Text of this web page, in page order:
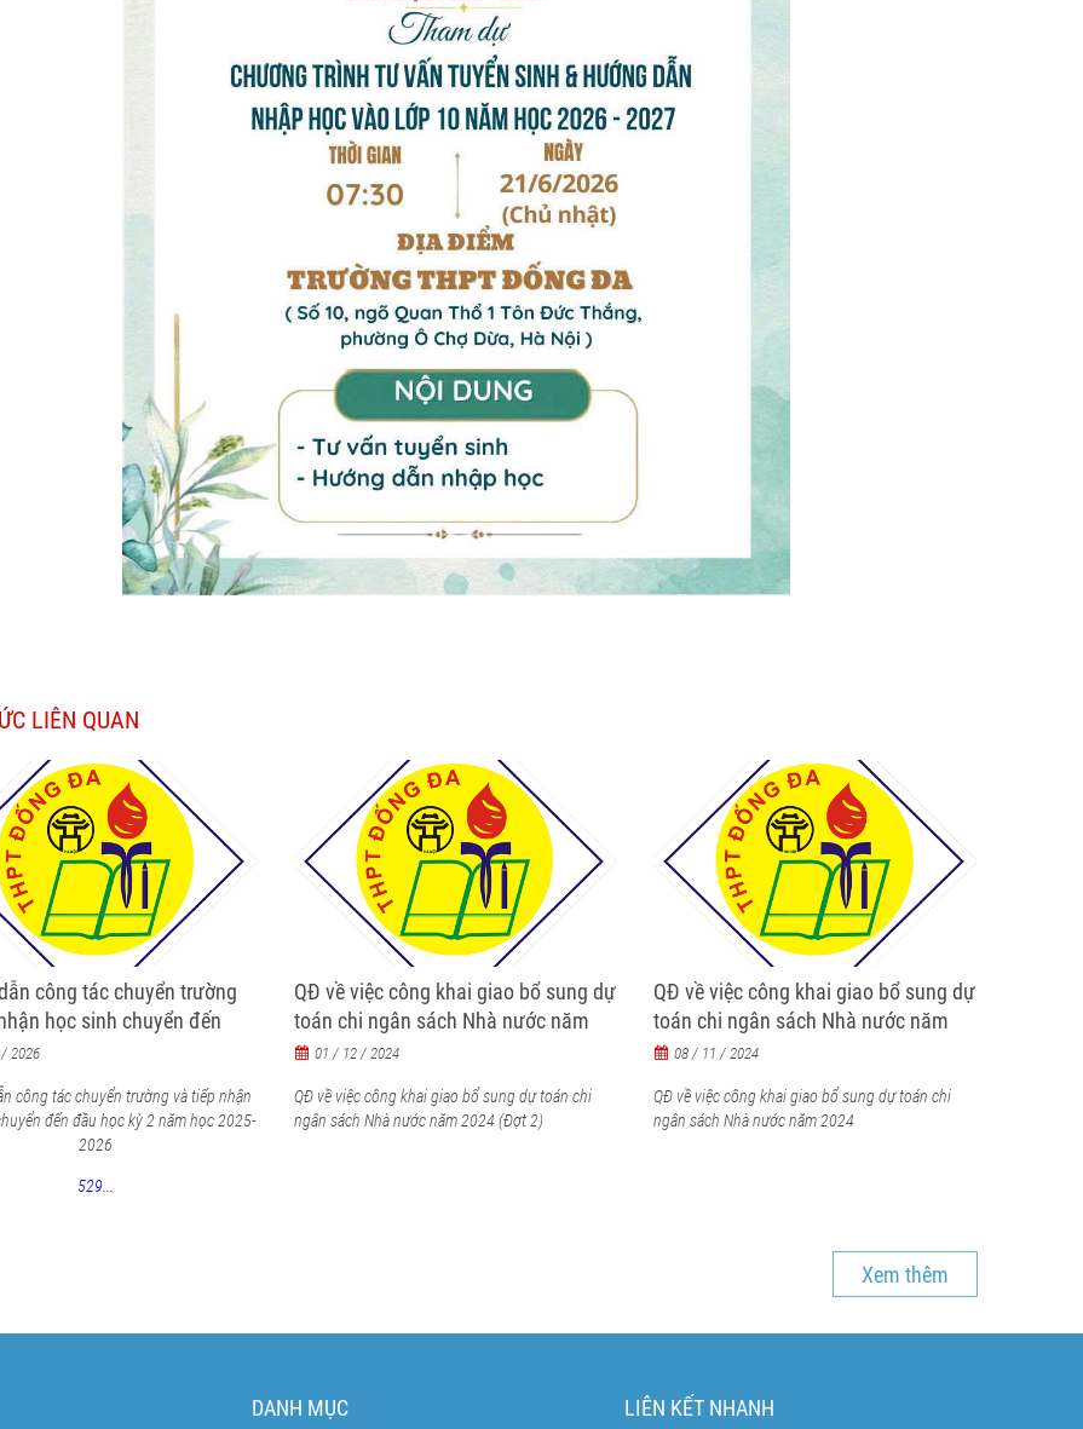
LIÊN QUAN
công tác chuyển trường
học sinh chuyển đến
kỳ 2 năm học 2025-2026
2026
công tác chuyển trường và tiếp nhận
đến đầu học kỳ 2 năm học 2025-
2026
529...
QĐ về việc công khai giao bổ sung dự
toán chi ngân sách Nhà nước năm
2024 (Đợt 2)
01 / 12 / 2024
QĐ về việc công khai giao bổ sung dự toán chi
ngân sách Nhà nước năm 2024 (Đợt 2)
QĐ về việc công khai giao bổ sung dự
toán chi ngân sách Nhà nước năm
202408 / 11 / 2024
QĐ về việc công khai giao bổ sung dự toán chi
ngân sách Nhà nước năm 2024
Xem thêm
DANH MỤC LIÊN KẾT NHANH